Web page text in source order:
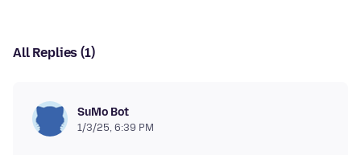
All Replies (1)
SuMo Bot
1/3/25, 6:39 PM